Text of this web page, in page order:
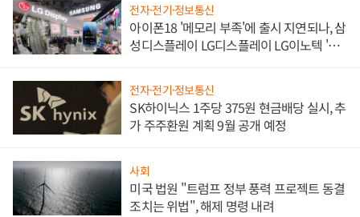
전자·전기·정보통신
아이폰18 '메모리 부족'에 출시 지연되나, 삼
성디스플레이 LG디스플레이 LG이노텍 '탈
전자·전기·정보통신
SK하이닉스 1주당 375원 현금배당 실시, 추
가 주주환원 계획 9월 공개 예정
사회
미국 법원 "트럼프 정부 풍력 프로젝트 동결
조치는 위법", 해제 명령 내려